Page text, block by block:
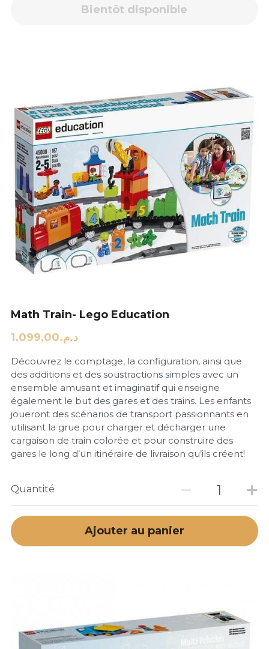
Bientôt disponible
Math Train- Lego Education
د.م.1.099,00
Découvrez le comptage, la configuration, ainsi que
des additions et des soustractions simples avec un
ensemble amusant et imaginatif qui enseigne
également le but des gares et des trains. Les enfants
joueront des scénarios de transport passionnants en
utilisant la grue pour charger et décharger une
cargaison de train colorée et pour construire des
gares le long d’un itinéraire de livraison qu’ils créent!
Quantité
Ajouter au panier